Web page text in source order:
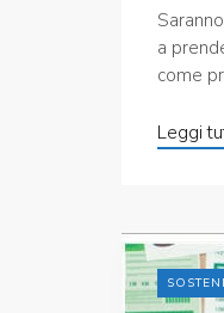
a
come
Leggi